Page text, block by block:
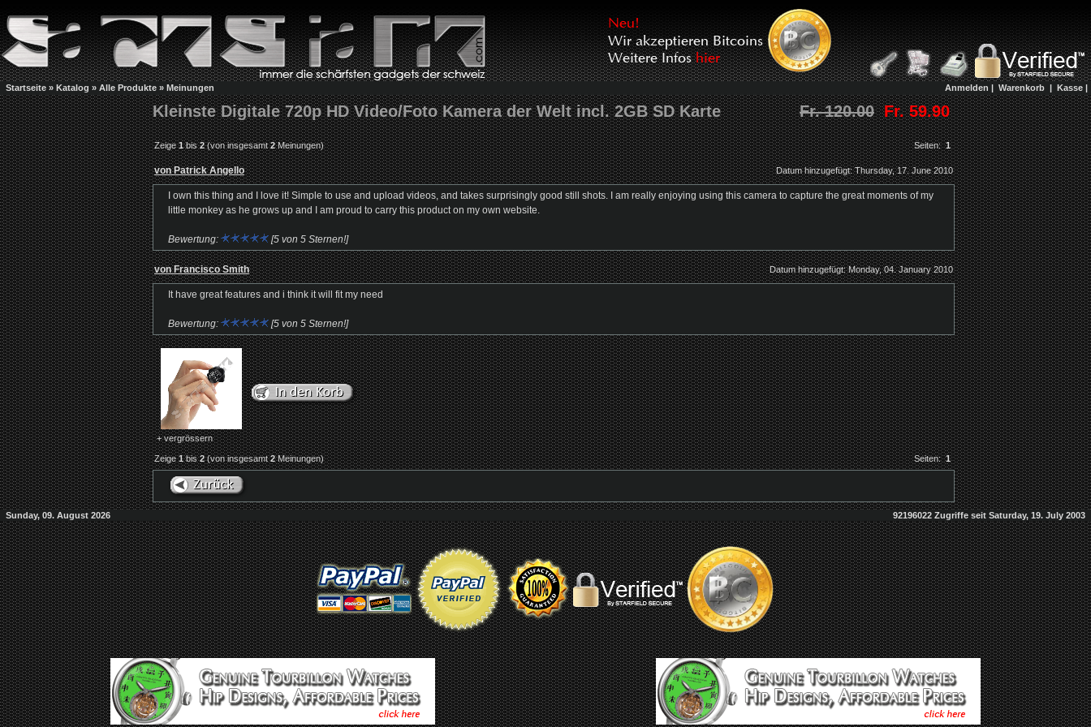
Startseite » Katalog » Alle Produkte » Meinungen Anmelden | Warenkorb | Kasse |
Kleinste Digitale 720p HD Video/Foto Kamera der Welt incl. 2GB SD Karte Fr. 120.00 Fr. 59.90
Zeige1bis2(von insgesamt2Meinungen) Seiten:1
von Patrick Angello Datum hinzugefügt: Thursday, 17. June 2010
I own this thing and I love it! Simple to use and upload videos, and takes surprisingly good still shots. I am really enjoying using this camera to capture the great moments of my
little monkey as he grows up and I am proud to carry this product on my own website.
Bewertung: [5 von 5 Sternen!]
von Francisco Smith Datum hinzugefügt: Monday, 04. January 2010
It have great features and i think it will fit my need
Bewertung: [5 von 5 Sternen!]
+ vergrössern
Zeige1bis2(von insgesamt2Meinungen) Seiten:1
Sunday, 09. August 2026 92196022 Zugriffe seit Saturday, 19. July 2003